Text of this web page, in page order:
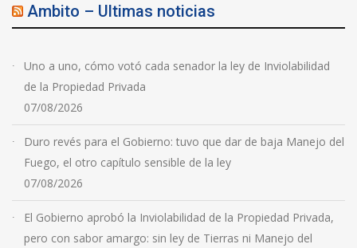
Ambito – Ultimas noticias
Uno a uno, cómo votó cada senador la ley de Inviolabilidad
de la Propiedad Privada
07/08/2026
Duro revés para el Gobierno: tuvo que dar de baja Manejo del
Fuego, el otro capítulo sensible de la ley
07/08/2026
El Gobierno aprobó la Inviolabilidad de la Propiedad Privada,
pero con sabor amargo: sin ley de Tierras ni Manejo del